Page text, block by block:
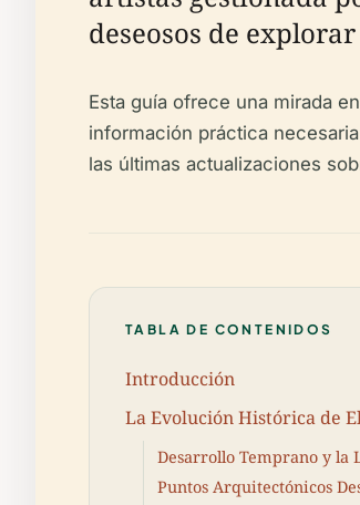
deseosos de
Esta guía ofrece una mirada
información práctica
las últimas actualizaciones
TABLA DE CONTENIDOS
Introducción
La Evolución Histórica de
Desarrollo Temprano y la
Puntos Arquitectónicos